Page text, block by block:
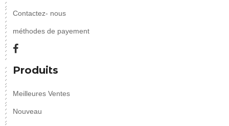
Contactez- nous
méthodes de payement
Produits
Meilleures Ventes
Nouveau